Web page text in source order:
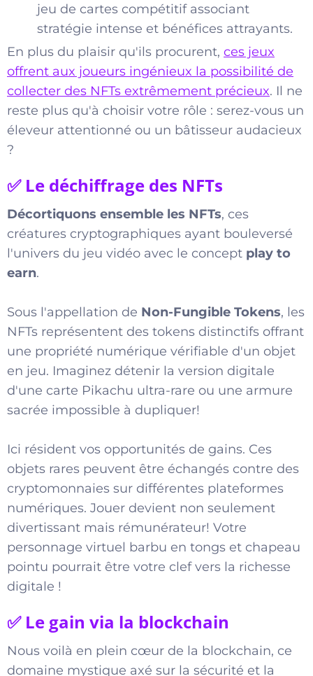
jeu de cartes compétitif associant
stratégie intense et bénéfices attrayants.
En plus du plaisir qu'ils procurent, ces jeux
offrent aux joueurs ingénieux la possibilité de
collecter des NFTs extrêmement précieux. Il ne
reste plus qu'à choisir votre rôle : serez-vous un
éleveur attentionné ou un bâtisseur audacieux
?
✅ Le déchiffrage des NFTs
Décortiquons ensemble les NFTs, ces
créatures cryptographiques ayant bouleversé
l'univers du jeu vidéo avec le concept play to
earn.
Sous l'appellation de Non-Fungible Tokens, les
NFTs représentent des tokens distinctifs offrant
une propriété numérique vérifiable d'un objet
en jeu. Imaginez détenir la version digitale
d'une carte Pikachu ultra-rare ou une armure
sacrée impossible à dupliquer!
Ici résident vos opportunités de gains. Ces
objets rares peuvent être échangés contre des
cryptomonnaies sur différentes plateformes
numériques. Jouer devient non seulement
divertissant mais rémunérateur! Votre
personnage virtuel barbu en tongs et chapeau
pointu pourrait être votre clef vers la richesse
digitale !
✅ Le gain via la blockchain
Nous voilà en plein cœur de la blockchain, ce
domaine mystique axé sur la sécurité et la